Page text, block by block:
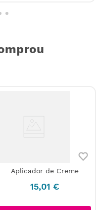
Aplicador de Creme
15,01 €